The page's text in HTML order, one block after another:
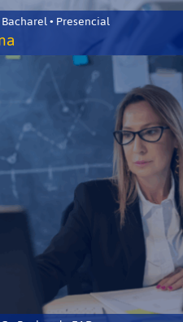
• Presencial